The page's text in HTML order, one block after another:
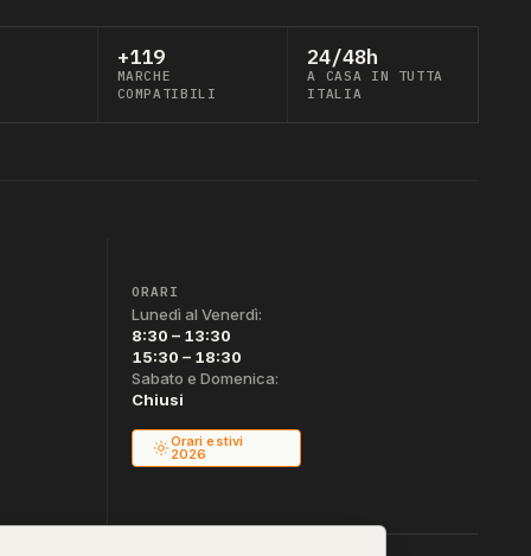
+119
MARCHE
COMPATIBILI
24/48h
A CASA IN TUTTA
ITALIA
ORARI
Lunedì al Venerdì:
8:30 – 13:30
15:30 – 18:30
Sabato e Domenica:
Chiusi
Orari estivi
2026